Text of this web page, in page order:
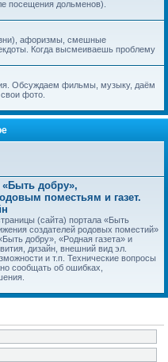
посещения дольменов).
афоризмы, смешные
Когда высмеиваешь проблему
Обсуждаем фильмы, музыку, даём
фото.
добру»,
поместьям и газет.
(сайта) портала «Быть
создателей родовых поместий»
добру», «Родная газета» и
дизайн, внешний вид эл.
и т.п. Технические вопросы
сообщать об ошибках,